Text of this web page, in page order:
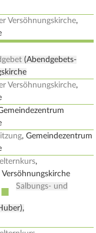
Versöhnungskirche,
(Abendgebets-
Versöhnungskirche,
, Gemeindezentrum
,
■ Salbungs- und